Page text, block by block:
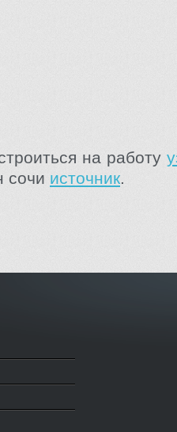
на работу
сочи источник.